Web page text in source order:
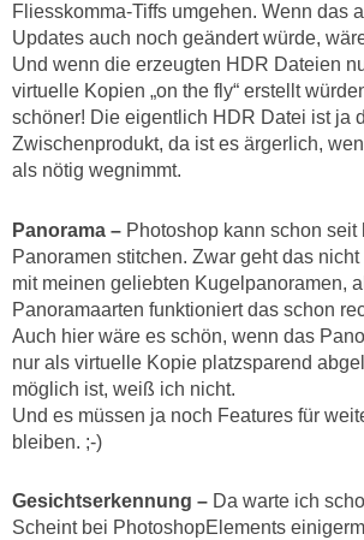
Fliesskomma-Tiffs umgehen. Wenn das
Updates auch noch geändert würde,
Und wenn die erzeugten HDR Dateien
virtuelle Kopien „on the fly“ erstellt
schöner! Die eigentlich HDR Datei ist ja
Zwischenprodukt, da ist es ärgerlich,
als nötig wegnimmt.
Panorama – Photoshop kann schon seit
Panoramen stitchen. Zwar geht das
mit meinen geliebten Kugelpanoramen,
Panoramaarten funktioniert das schon
Auch hier wäre es schön, wenn das
nur als virtuelle Kopie platzsparend
möglich ist, weiß ich nicht.
Und es müssen ja noch Features für
bleiben. ;-)
Gesichtserkennung – Da warte ich
Scheint bei PhotoshopElements